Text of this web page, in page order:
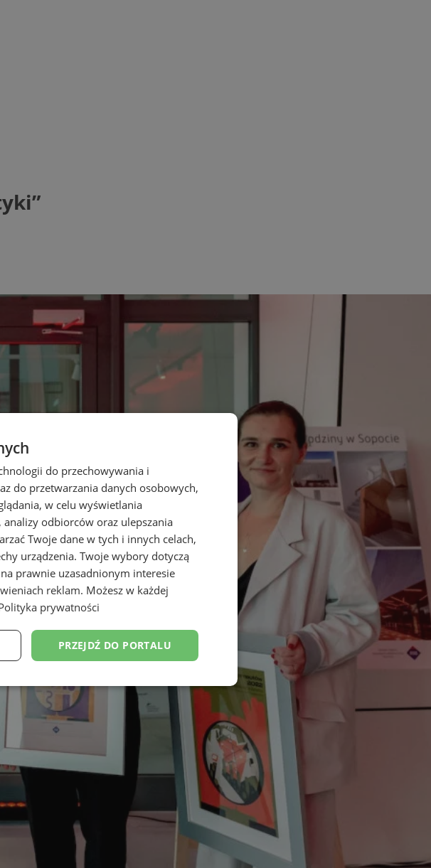
do przechowywania i
do przetwarzania danych osobowych,
w celu wyświetlania
odbiorców oraz ulepszania
Twoje dane w tych i innych celach,
urządzenia. Twoje wybory dotyczą
prawnie uzasadnionym interesie
reklam. Możesz w każdej
prywatności
PRZEJDŹ DO PORTALU
Funkcjonalność Niesklasyfikowane
internetowej, takich jak logowanie użytkownika i
ze strony internetowej.